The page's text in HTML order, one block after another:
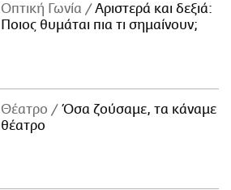
Οπτική Γωνία
Αριστερά και δεξιά:
Ποιος θυμάται πια τι σημαίνουν;
Θέατρο
Όσα ζούσαμε, τα κάναμε
θέατρο